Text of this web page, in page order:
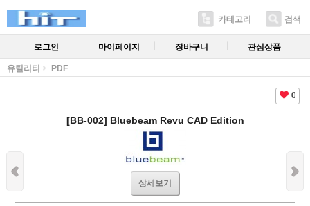
카테고리 검색
로그인 마이페이지 장바구니 관심상품
유틸리티 PDF
0
[BB-002] Bluebeam Revu CAD Edition
상세보기